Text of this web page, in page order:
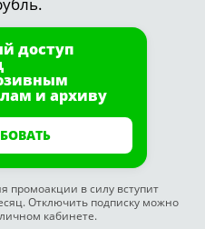
доступ
и архиву
промоакции в силу вступит
Отключить подписку можно
кабинете.